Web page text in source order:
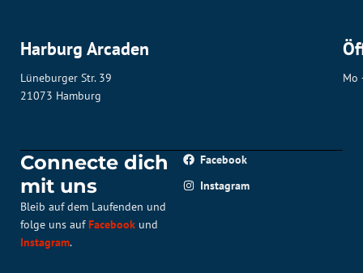
Harburg Arcaden
Lüneburger Str. 39
21073 Hamburg
Mo
Connecte dich
mit uns
Bleib auf dem Laufenden und
folge uns aufFacebook und
Instagram.
Facebook
Instagram